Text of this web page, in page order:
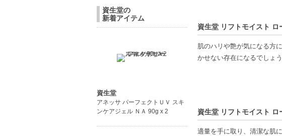
資生堂 リフトモイスト
肌のハリや艶が気になる方
かせない存在になるでしょう
主成分には、肌に潤いを与
独自のデュウィタイプのテ
れます。刺激が少ないエチ
資生堂 リフトモイスト
適量を手に取り、清潔な肌
資生堂の
新着アイテム
資生堂
アネッサ パーフェクトＵＶ スキ
ンケアジェル ＮＡ 90g x 2